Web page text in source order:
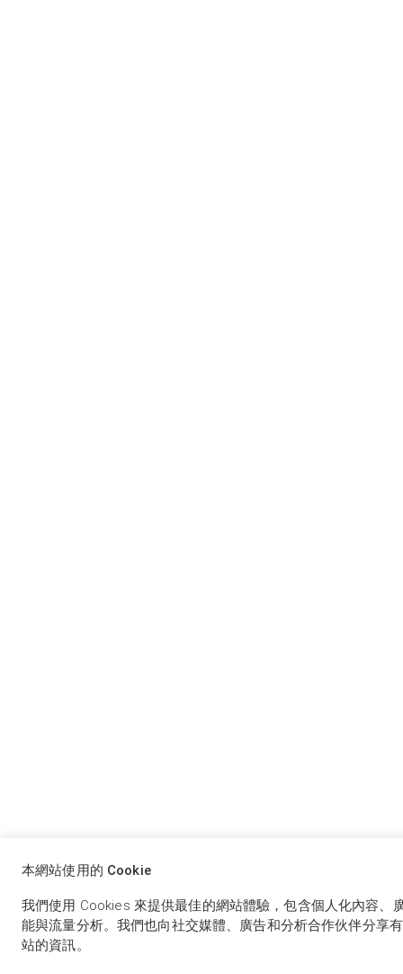
本網站使用的 Cookie
我們使用 Cookies 來提供最佳的網站體驗，包含個人化內容、
能與流量分析。我們也向社交媒體、廣告和分析合作伙伴分享
站的資訊。